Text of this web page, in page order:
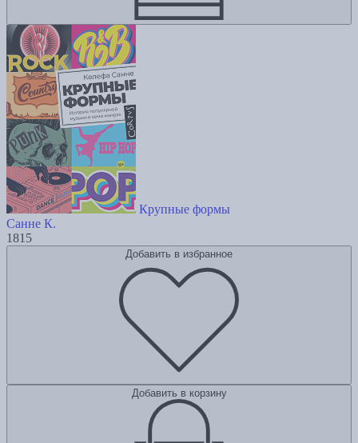
Крупные формы
Санне К.
1815
Добавить в избранное
Добавить в корзину